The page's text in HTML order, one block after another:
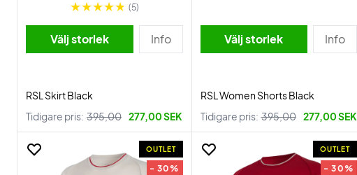
(5)
Välj storlek Info
RSL Skirt Black
Tidigare pris: 395,00 277,00 SEK
Välj storlek Info
RSL Women Shorts Black
Tidigare pris: 395,00 277,00 SEK
OUTLET
- 30%
OUTLET
- 30%